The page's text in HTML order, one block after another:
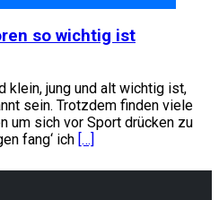
so wichtig ist
klein, jung und alt wichtig ist,
sein. Trotzdem finden viele
um sich vor Sport drücken zu
fang‘ ich […]